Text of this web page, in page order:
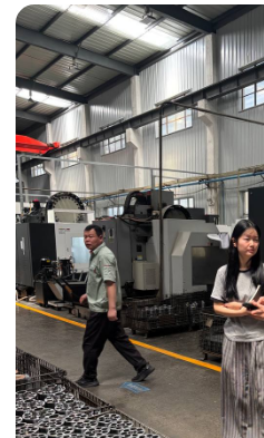
ИНДИВИДУАЛЬНЫЕ УСЛУГИ
Выгодные условия
Сертификация грузов
Консолидация грузов
Сопровождение грузов
Таможенное оформление
Страхование груза
Временное хранение
Организация производства
Проверка качества товара
Оплата и переговоры
с поставщиком
Инспекция поставщика
Товары для маркетплейсов
Получить консультацию